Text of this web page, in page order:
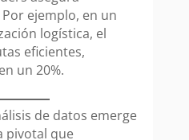
ejemplo, en un
logística, el
eficientes,
un 20%.
de datos emerge
pivotal que